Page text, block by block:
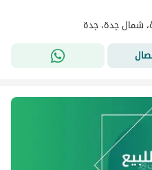
شمال جدة، جدة